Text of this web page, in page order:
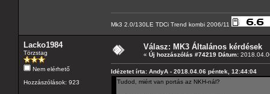
Mk3 2.0/130LE TDCi Trend kombi 2006/11
Lacko1984
Törzstag
Nem elérhető
Hozzászólások: 923
Válasz: MK3 Általános kérdések
« Új hozzászólás #74219 Dátum:
Idézetet írta: AndyA - 2018.04.06 péntek, 12:44:04
Tudod, miért van portás az NKH-nál?